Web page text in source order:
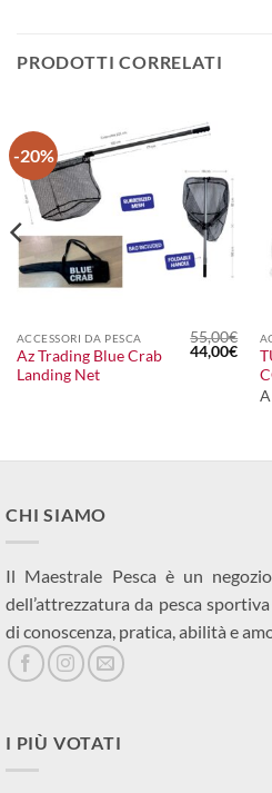
PRODOTTI CORRELATI
-20%
ACCESSORI DA PESCA
Az Trading Blue Crab
Landing Net
55,00€
Il
prezzo
44,00€Il
CHI SIAMO
Il Maestrale Pesca è un
dell’attrezzatura da pesca
di conoscenza, pratica, abilità e
I PIÙ VOTATI